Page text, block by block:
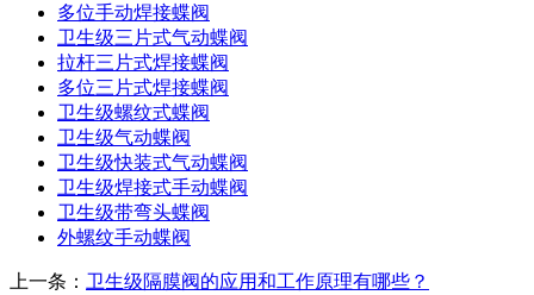
多位手动焊接蝶阀
卫生级三片式气动蝶阀
拉杆三片式焊接蝶阀
多位三片式焊接蝶阀
卫生级螺纹式蝶阀
卫生级气动蝶阀
卫生级快装式气动蝶阀
卫生级焊接式手动蝶阀
卫生级带弯头蝶阀
外螺纹手动蝶阀
上一条： 卫生级隔膜阀的应用和工作原理有哪些？